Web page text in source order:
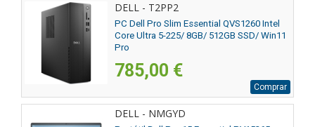
DELL - T2PP2
PC Dell Pro Slim Essential QVS1260 Intel
Core Ultra 5-225/ 8GB/ 512GB SSD/ Win11
Pro
785,00 €
Comprar
DELL - NMGYD